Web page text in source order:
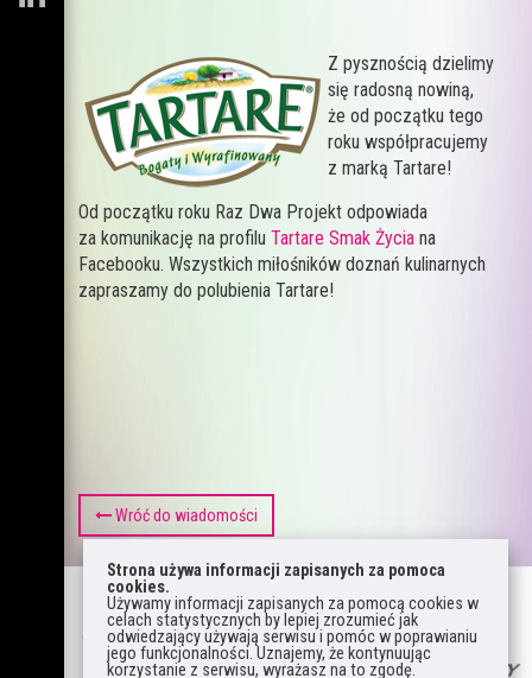
Z pysznością dzielimy
się radosną nowiną,
że od początku tego
roku współpracujemy
z marką Tartare!
Od początku roku Raz Dwa Projekt odpowiada
za komunikację na profiluTartare Smak Życia na
Facebooku. Wszystkich miłośników doznań kulinarnych
zapraszamy do polubienia Tartare!
Wróć do wiadomości
Strona używa informacji zapisanych za pomoca
cookies.
Używamy informacji zapisanych za pomocą cookies w
celach statystycznych by lepiej zrozumieć jak
odwiedzający używają serwisu i pomóc w poprawianiu
jego funkcjonalności. Uznajemy, że kontynuując
korzystanie z serwisu, wyrażasz na to zgodę.